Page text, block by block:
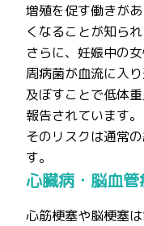
増殖を促す働きが
くなることが知られ
さらに、妊娠中の
周病菌が血流に入
及ぼすことで低体
報告されています。
そのリスクは通常
す。
心臓病・脳血
心筋梗塞や脳梗塞